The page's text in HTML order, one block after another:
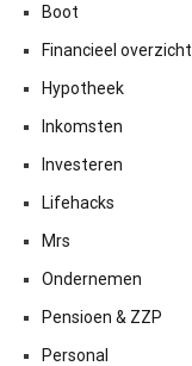
Boot
Financieel overzicht
Hypotheek
Inkomsten
Investeren
Lifehacks
Mrs
Ondernemen
Pensioen & ZZP
Personal